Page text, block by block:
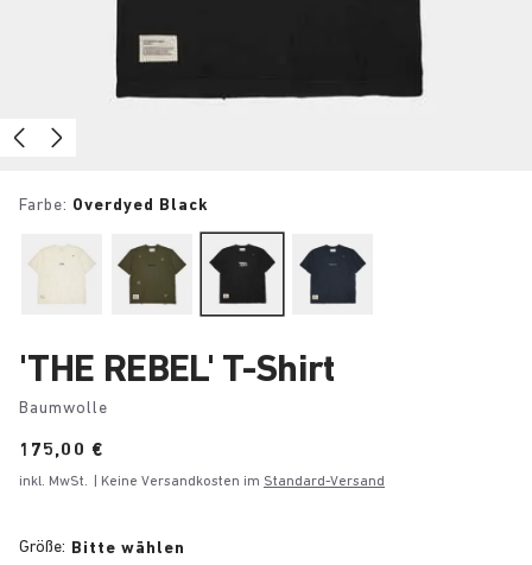
Farbe: Overdyed Black
'THE REBEL' T-Shirt
Baumwolle
Price:
175,00 €
inkl. MwSt. | Keine Versandkosten im Standard-Versand
Größe: Bitte wählen